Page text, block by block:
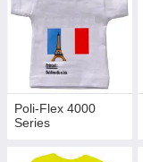
Poli-Flex 4000
Series